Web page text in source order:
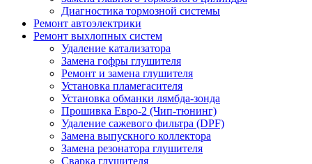
Диагностика тормозной системы
Ремонт автоэлектрики
Ремонт выхлопных систем
Удаление катализатора
Замена гофры глушителя
Ремонт и замена глушителя
Установка пламегасителя
Установка обманки лямбда-зонда
Прошивка Евро-2 (Чип-тюнинг)
Удаление сажевого фильтра (DPF)
Замена выпускного коллектора
Замена резонатора глушителя
Сварка глушителя